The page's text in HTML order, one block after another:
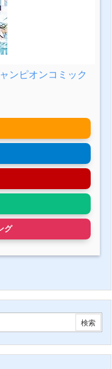
ンピオンコミック
グ